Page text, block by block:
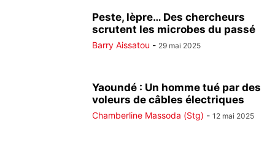
Peste, lèpre… Des chercheurs
scrutent les microbes du passé
Barry Aissatou - 29 mai 2025
Yaoundé : Un homme tué par des
voleurs de câbles électriques
Chamberline Massoda (Stg) - 12 mai 2025